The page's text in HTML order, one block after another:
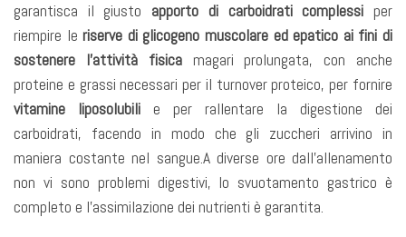
garantisca il giusto apporto di carboidrati complessi per
riempire le riserve di glicogeno muscolare ed epatico ai fini di
sostenere l’attività fisicamagari prolungata, con anche
proteine e grassi necessari per il turnover proteico, per fornire
vitamine liposolubili e per rallentare la digestione dei
carboidrati, facendo in modo che gli zuccheri arrivino in
maniera costante nel sangue.A diverse ore dall’allenamento
non vi sono problemi digestivi, lo svuotamento gastrico è
completo e l’assimilazione dei nutrienti è garantita.